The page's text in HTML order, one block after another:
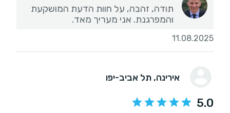
תודה, זהבה, על חוות הדעת המושקעת
והמפרגנת. אני מעריך מאד.
11.08.2025
אירינה, תל אביב-יפו
5.0